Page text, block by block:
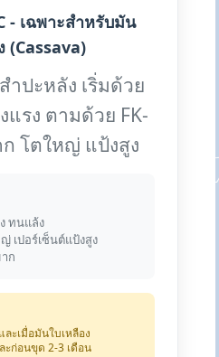
- เฉพาะสำหรับมัน
(Cassava)
ปะหลัง เริ่มด้วย
แรง ตามด้วย FK-
โตใหญ่ แป้งสูง
ทนแล้ง
เปอร์เซ็นต์แป้งสูง
ก
ละเมื่อมันใบเหลือง
ะก่อนขุด 2-3 เดือน